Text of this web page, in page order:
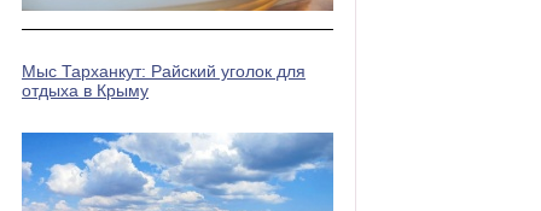
Мыс Тарханкут: Райский уголок для
отдыха в Крыму